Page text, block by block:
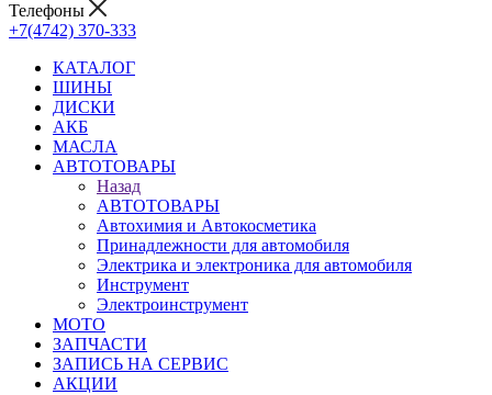
Телефоны
+7(4742) 370-333
КАТАЛОГ
ШИНЫ
ДИСКИ
АКБ
МАСЛА
АВТОТОВАРЫ
Назад
АВТОТОВАРЫ
Автохимия и Автокосметика
Принадлежности для автомобиля
Электрика и электроника для автомобиля
Инструмент
Электроинструмент
МОТО
ЗАПЧАСТИ
ЗАПИСЬ НА СЕРВИС
АКЦИИ